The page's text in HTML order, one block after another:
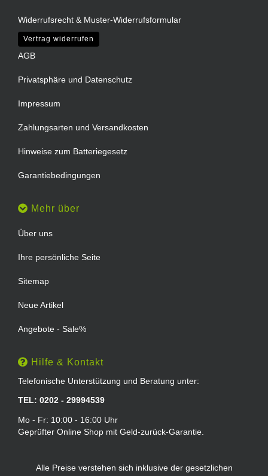
Widerrufsrecht & Muster-Widerrufsformular
Vertrag widerrufen
AGB
Privatsphäre und Datenschutz
Impressum
Zahlungsarten und Versandkosten
Hinweise zum Batteriegesetz
Garantiebedingungen
Mehr über
Über uns
Ihre persönliche Seite
Sitemap
Neue Artikel
Angebote - Sale%
Hilfe & Kontakt
Telefonische Unterstützung und Beratung unter:
TEL: 0202 - 29994539
Mo - Fr: 10:00 - 16:00 Uhr
Geprüfter Online Shop mit Geld-zurück-Garantie.
Alle Preise verstehen sich inklusive der gesetzlichen